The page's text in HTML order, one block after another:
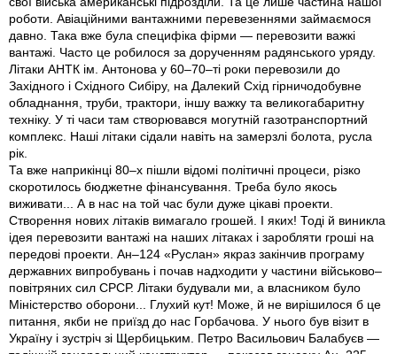
роботи. Авіаційними вантажними перевезеннями займаємося
давно. Така вже була специфіка фірми — перевозити важкі
вантажі. Часто це робилося за дорученням радянського уряду.
Літаки АНТК ім. Антонова у 60–70–ті роки перевозили до
Західного і Східного Сибіру, на Далекий Схід гірничодобувне
обладнання, труби, трактори, іншу важку та великогабаритну
техніку. У ті часи там створювався могутній газотранспортний
комплекс. Наші літаки сідали навіть на замерзлі болота, русла
рік.
Та вже наприкiнцi 80–х пішли відомі політичні процеси, різко
скоротилось бюджетне фінансування. Треба було якось
виживати... А в нас на той час були дуже цікаві проекти.
Створення нових літаків вимагало грошей. І яких! Тоді й виникла
ідея перевозити вантажі на наших літаках і заробляти гроші на
передові проекти. Ан–124 «Руслан» якраз закінчив програму
державних випробувань і почав надходити у частини військово–
повітряних сил СРСР. Літаки будували ми, а власником було
Міністерство оборони... Глухий кут! Може, й не вирішилося б це
питання, якби не приїзд до нас Горбачова. У нього був візит в
Україну і зустріч зі Щербицьким. Петро Васильович Балабуєв —